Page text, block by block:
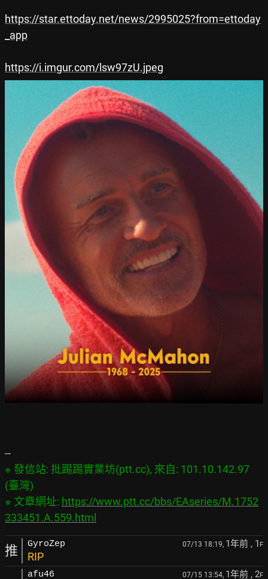
https://star.ettoday.net/news/2995025?from=ettoday
_app
https://i.imgur.com/lsw97zU.jpeg
※ 發信站: 批踢踢實業坊(ptt.cc), 來自: 101.10.142.97
(臺灣)
※ 文章網址: https://www.ptt.cc/bbs/EAseries/M.1752
333451.A.559.html
推 GyroZep 07/13 18:19, 1年前 , 1 F
RIP
afu46 07/15 13:54, 1年前 , 2F